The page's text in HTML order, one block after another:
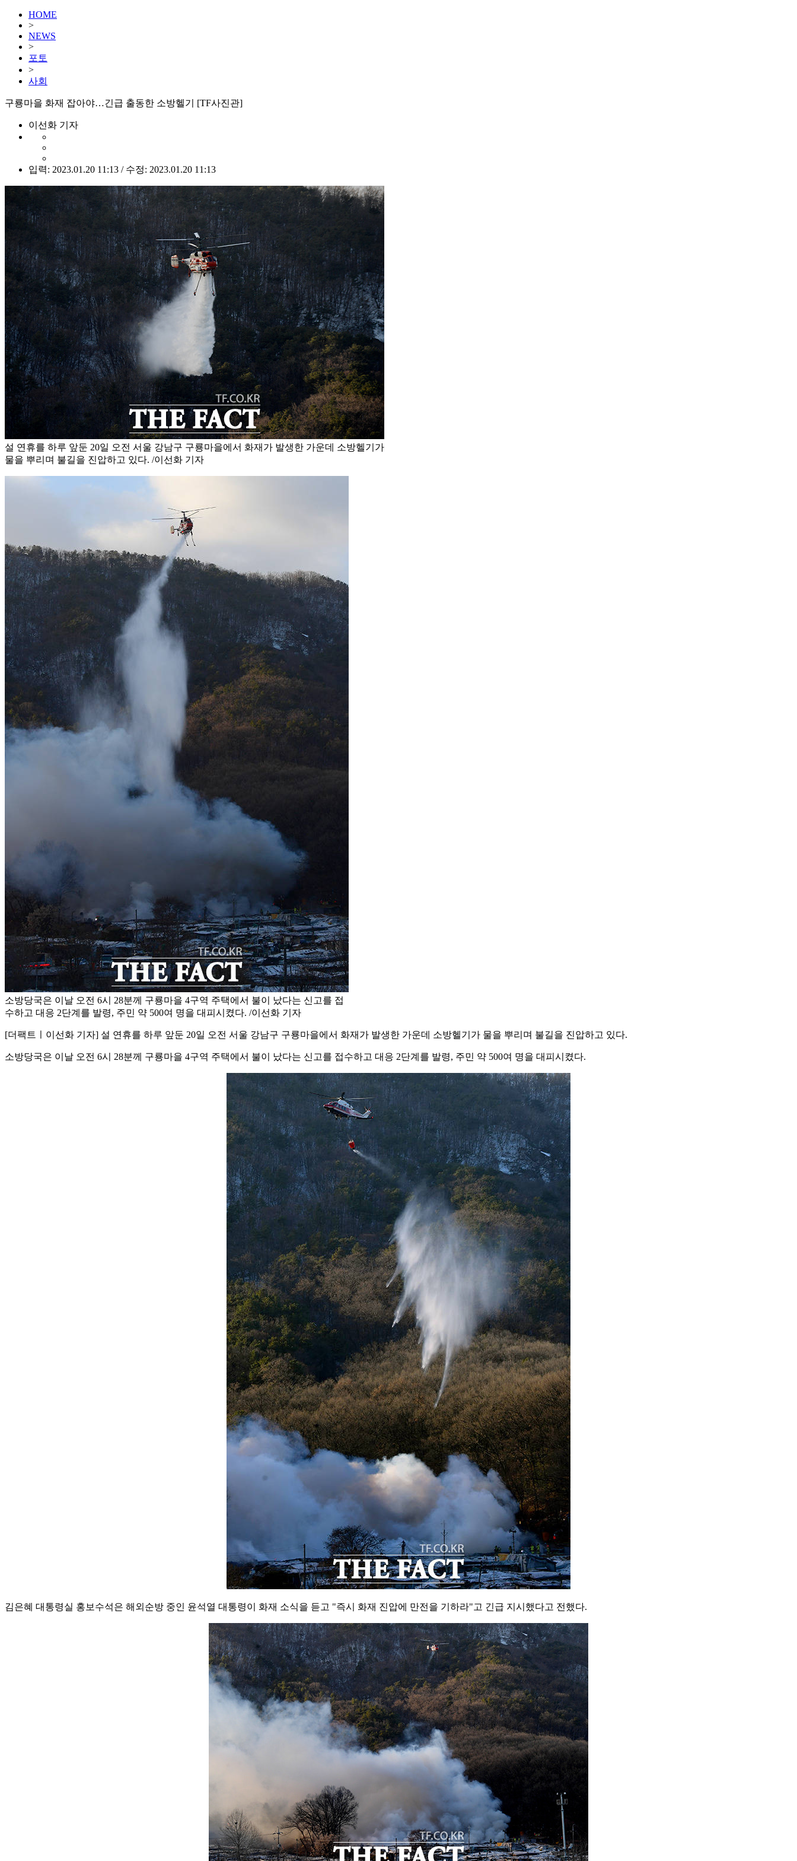
HOME
>
NEWS
>
포토
>
사회
구룡마을 화재 잡아야…긴급 출동한 소방헬기 [TF사진관]
이선화 기자
입력: 2023.01.20 11:13 / 수정: 2023.01.20 11:13
설 연휴를 하루 앞둔 20일 오전 서울 강남구 구룡마을에서 화재가 발생한 가운데 소방헬기가
물을 뿌리며 불길을 진압하고 있다. /이선화 기자
소방당국은 이날 오전 6시 28분께 구룡마을 4구역 주택에서 불이 났다는 신고를 접
수하고 대응 2단계를 발령, 주민 약 500여 명을 대피시켰다. /이선화 기자
[더팩트ㅣ이선화 기자] 설 연휴를 하루 앞둔 20일 오전 서울 강남구 구룡마을에서 화재가 발생한 가운데 소방헬기가 물을 뿌리며 불길을 진압하고 있다.
소방당국은 이날 오전 6시 28분께 구룡마을 4구역 주택에서 불이 났다는 신고를 접수하고 대응 2단계를 발령, 주민 약 500여 명을 대피시켰다.
김은혜 대통령실 홍보수석은 해외순방 중인 윤석열 대통령이 화재 소식을 듣고 "즉시 화재 진압에 만전을 기하라"고 긴급 지시했다고 전했다.